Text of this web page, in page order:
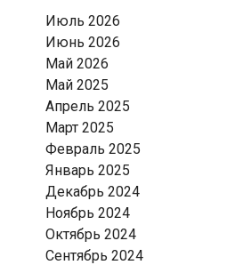
Июль 2026
Июнь 2026
Май 2026
Май 2025
Апрель 2025
Март 2025
Февраль 2025
Январь 2025
Декабрь 2024
Ноябрь 2024
Октябрь 2024
Сентябрь 2024